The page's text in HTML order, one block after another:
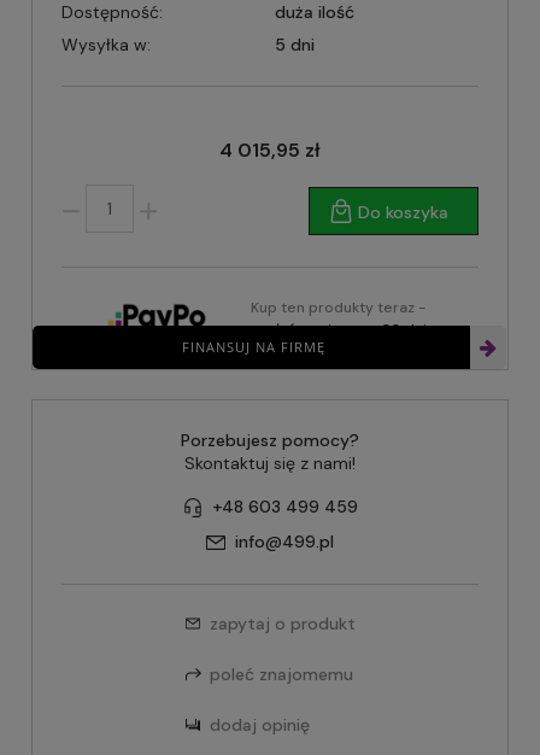
Dostępność:
duża ilość
Wysyłka w:
5 dni
4 015,95 zł
Do koszyka
FINANSUJ NA FIRMĘ
Kup ten produkty teraz -
zapłać za niego za 30 dni
Porzebujesz pomocy?
Skontaktuj się z nami!
+48 603 499 459
info@499.pl
zapytaj o produkt
poleć znajomemu
dodaj opinię